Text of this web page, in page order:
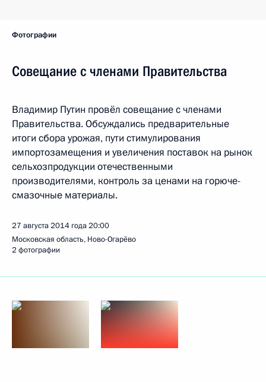
Фотографии
Совещание с членами Правительства
Владимир Путин провёл совещание с членами
Правительства. Обсуждались предварительные
итоги сбора урожая, пути стимулирования
импортозамещения и увеличения поставок на рынок
сельхозпродукции отечественными
производителями, контроль за ценами на горюче-
смазочные материалы.
27 августа 2014 года20:00
Московская область, Ново-Огарёво
2 фотографии